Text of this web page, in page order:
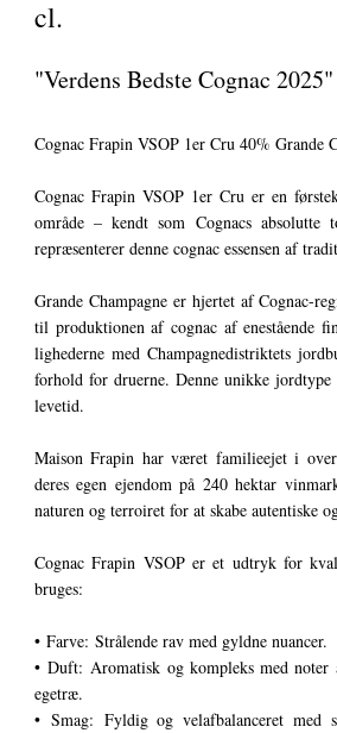
cl.
"Verdens Bedste Cognac
Cognac Frapin VSOP 1er Cru 40% Grande
Cognac Frapin VSOP 1er Cru er en
område – kendt som Cognacs
repræsenterer denne cognac essensen af
Grande Champagne er hjertet af Cognac-
til produktionen af cognac af enestående
lighederne med Champagnedistriktets
forhold for druerne. Denne unikke
levetid.
Maison Frapin har været familieejet i
deres egen ejendom på 240 hektar
naturen og terroiret for at skabe autentiske
Cognac Frapin VSOP er et udtryk for
bruges:
• Farve: Strålende rav med gyldne nuancer.
• Duft: Aromatisk og kompleks med
egetræ.
• Smag: Fyldig og velafbalanceret med